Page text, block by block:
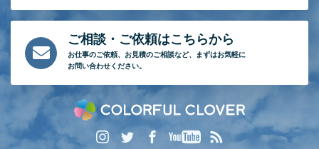
ご相談・ご依頼はこちらから
お仕事のご依頼、 お見積のご相談など、
まずはお気軽に
お問い合わせください。